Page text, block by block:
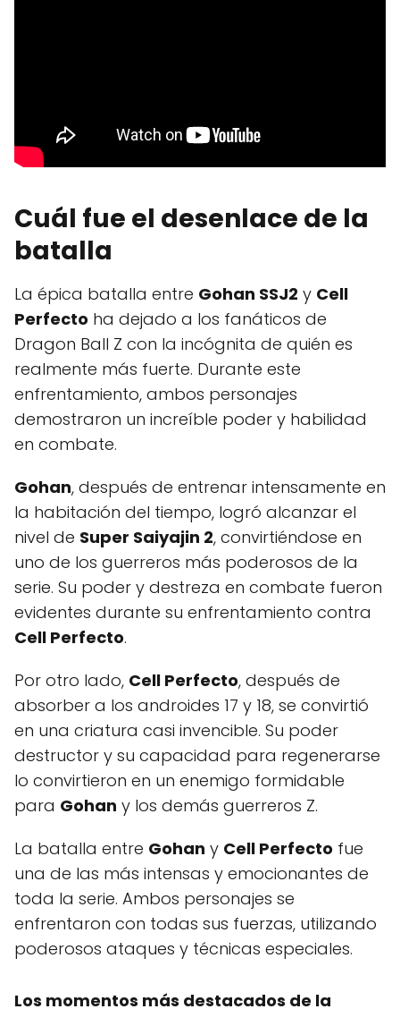
Cuál fue el desenlace de la
batalla
La épica batalla entre Gohan SSJ2 y Cell
Perfecto ha dejado a los fanáticos de
Dragon Ball Z con la incógnita de quién es
realmente más fuerte. Durante este
enfrentamiento, ambos personajes
demostraron un increíble poder y habilidad
en combate.
Gohan, después de entrenar intensamente en
la habitación del tiempo, logró alcanzar el
nivel de Super Saiyajin 2, convirtiéndose en
uno de los guerreros más poderosos de la
serie. Su poder y destreza en combate fueron
evidentes durante su enfrentamiento contra
Cell Perfecto.
Por otro lado, Cell Perfecto, después de
absorber a los androides 17 y 18, se convirtió
en una criatura casi invencible. Su poder
destructor y su capacidad para regenerarse
lo convirtieron en un enemigo formidable
para Gohan y los demás guerreros Z.
La batalla entre Gohan y Cell Perfecto fue
una de las más intensas y emocionantes de
toda la serie. Ambos personajes se
enfrentaron con todas sus fuerzas, utilizando
poderosos ataques y técnicas especiales.
Los momentos más destacados de la